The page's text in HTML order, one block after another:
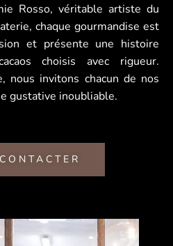
Rosso, véritable artiste du
chaque gourmandise est
et présente une histoire
choisis avec rigueur.
nous invitons chacun de nos
gustative inoubliable.